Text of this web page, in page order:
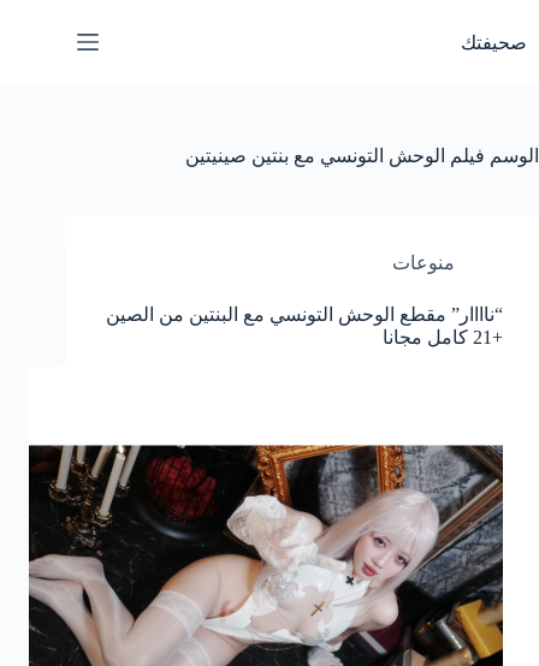
المحتوى
صحيفتك
الوسم فيلم الوحش التونسي مع بنتين صينيتين
منوعات
“ناااار” مقطع الوحش التونسي مع البنتين من الصين
+21 كامل مجانا